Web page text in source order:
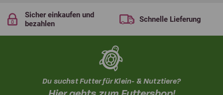
Sicher einkaufen und
bezahlen
Schnelle Lieferung
Du suchst Futter für Klein- & Nutztiere?